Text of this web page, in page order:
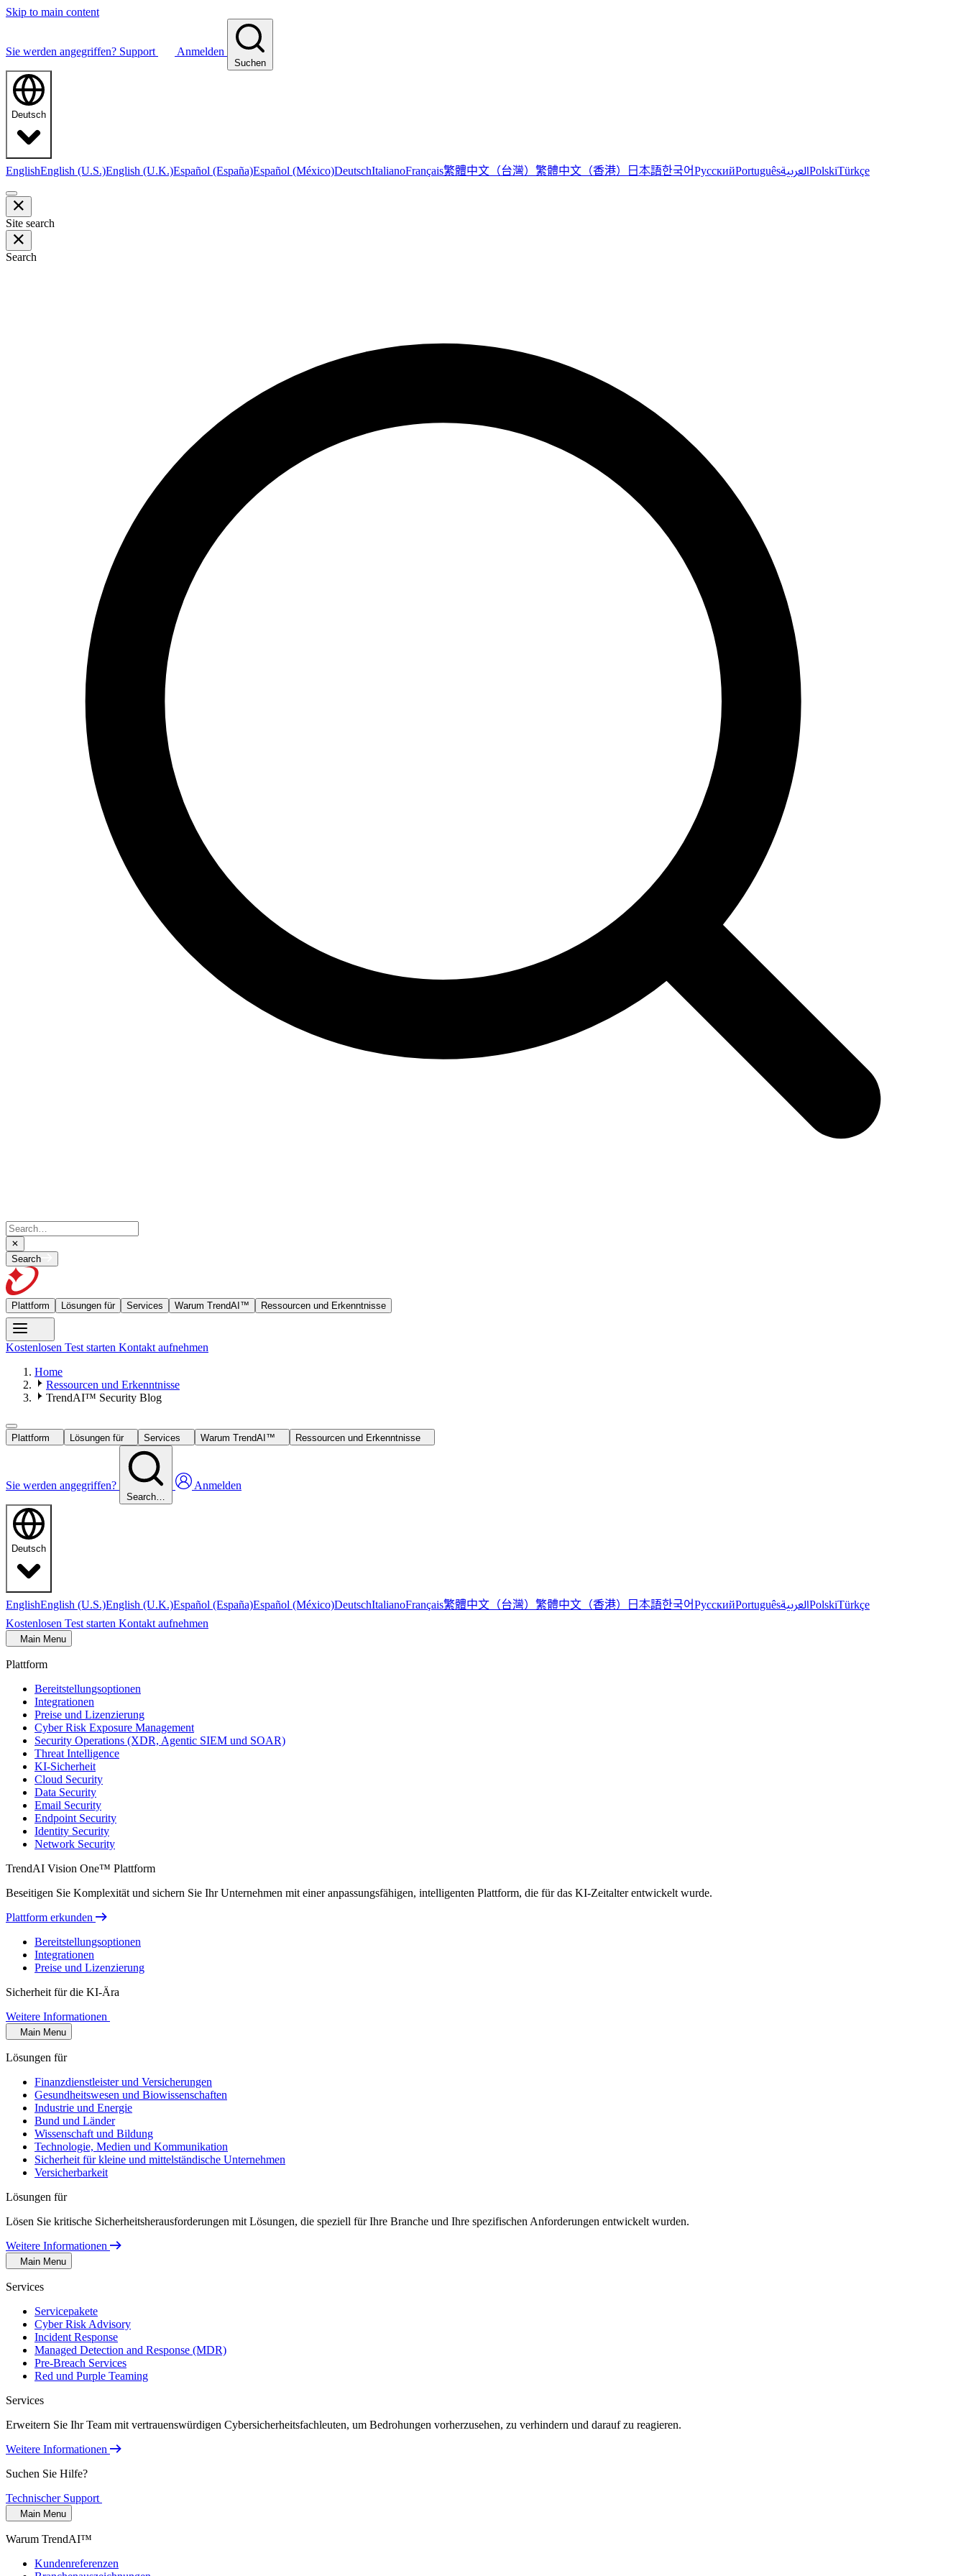
Skip to main content
Sie werden angegriffen? Support Anmelden
Suchen
Deutsch
EnglishEnglish (U.S.)English (U.K.)Español (España)Español (México)DeutschItalianoFrançais繁體中文（台灣） 繁體中文（香港） 日本語한국어РусскийPortuguêsالعربيةPolskiTürkçe
Site search
Search
Search
Plattform Lösungen für Services Warum TrendAI™ Ressourcen und Erkenntnisse
Kostenlosen Test starten Kontakt aufnehmen
Home
Ressourcen und Erkenntnisse
TrendAI™ Security Blog
Plattform Lösungen für Services Warum TrendAI™ Ressourcen und Erkenntnisse
Sie werden angegriffen?
Search…
Anmelden
Deutsch
EnglishEnglish (U.S.)English (U.K.)Español (España)Español (México)DeutschItalianoFrançais繁體中文（台灣） 繁體中文（香港） 日本語한국어РусскийPortuguêsالعربيةPolskiTürkçe
Kostenlosen Test starten Kontakt aufnehmen
Main Menu
Plattform
Bereitstellungsoptionen
Integrationen
Preise und Lizenzierung
Cyber Risk Exposure Management
Security Operations (XDR, Agentic SIEM und SOAR)
Threat Intelligence
KI-Sicherheit
Cloud Security
Data Security
Email Security
Endpoint Security
Identity Security
Network Security
TrendAI Vision One™ Plattform
Beseitigen Sie Komplexität und sichern Sie Ihr Unternehmen mit einer anpassungsfähigen, intelligenten Plattform, die für das KI-Zeitalter entwickelt wurde.
Plattform erkunden
Bereitstellungsoptionen
Integrationen
Preise und Lizenzierung
Sicherheit für die KI-Ära
Weitere Informationen
Main Menu
Lösungen für
Finanzdienstleister und Versicherungen
Gesundheitswesen und Biowissenschaften
Industrie und Energie
Bund und Länder
Wissenschaft und Bildung
Technologie, Medien und Kommunikation
Sicherheit für kleine und mittelständische Unternehmen
Versicherbarkeit
Lösungen für
Lösen Sie kritische Sicherheitsherausforderungen mit Lösungen, die speziell für Ihre Branche und Ihre spezifischen Anforderungen entwickelt wurden.
Weitere Informationen
Main Menu
Services
Servicepakete
Cyber Risk Advisory
Incident Response
Managed Detection and Response (MDR)
Pre-Breach Services
Red und Purple Teaming
Services
Erweitern Sie Ihr Team mit vertrauenswürdigen Cybersicherheitsfachleuten, um Bedrohungen vorherzusehen, zu verhindern und darauf zu reagieren.
Weitere Informationen
Suchen Sie Hilfe?
Technischer Support
Main Menu
Warum TrendAI™
Kundenreferenzen